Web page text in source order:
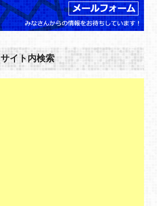
サイト内検索